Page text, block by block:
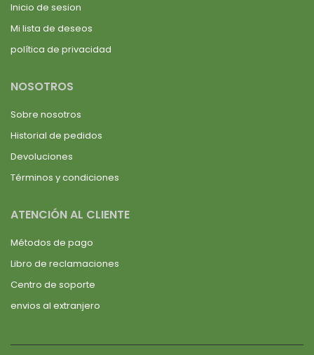
Inicio de sesion
Mi lista de deseos
política de privacidad
NOSOTROS
Sobre nosotros
Historial de pedidos
Devoluciones
Términos y condiciones
ATENCIÓN AL CLIENTE
Métodos de pago
Libro de reclamaciones
Centro de soporte
envios al extranjero